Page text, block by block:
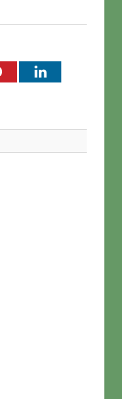
PinterestLinkedIn